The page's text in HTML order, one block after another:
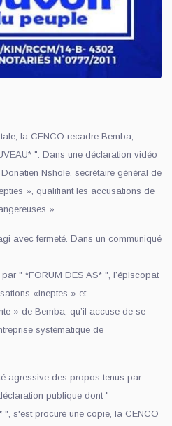
la CENCO recadre Bemba,
". Dans une déclaration vidéo
Nshole, secrétaire général de
», qualifiant les accusations de
».
avec fermeté. Dans un communiqué
" *FORUM DES AS* ", l’épiscopat
«ineptes » et
» de Bemba, qu’il accuse de se
systématique de
agressive des propos tenus par
publique dont "
", s'est procuré une copie, la CENCO